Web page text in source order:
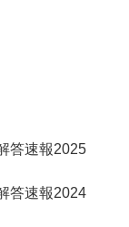
答速報2025
答速報2024